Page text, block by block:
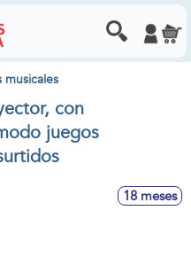
con
juegos
18 meses